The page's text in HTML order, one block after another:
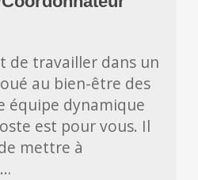
de travailler dans un
au bien-être des
équipe dynamique
est pour vous. Il
mettre à